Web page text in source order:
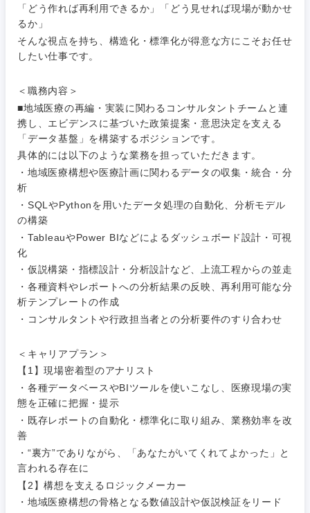
「どう作れば再利用できるか」「どう見せれば現場が動かせ
るか」
そんな視点を持ち、構造化・標準化が得意な方にこそお任せ
したい仕事です。
＜職務内容＞
■地域医療の再編・実装に関わるコンサルタントチームと連
携し、エビデンスに基づいた政策提案・意思決定を支える
「データ基盤」を構築するポジションです。
具体的には以下のような業務を担っていただきます。
・地域医療構想や医療計画に関わるデータの収集・統合・分
析
・SQLやPythonを用いたデータ処理の自動化、分析モデル
の構築
・TableauやPower BIなどによるダッシュボード設計・可視
化
・仮説構築・指標設計・分析設計など、上流工程からの並走
・各種資料やレポートへの分析結果の反映、再利用可能な分
析テンプレートの作成
・コンサルタントや行政担当者との分析要件のすり合わせ
＜キャリアプラン＞
【1】現場密着型のアナリスト
・各種データベースやBIツールを使いこなし、医療現場の実
態を正確に把握・提示
・既存レポートの自動化・標準化に取り組み、業務効率を改
善
・“裏方”でありながら、「あなたがいてくれてよかった」と
言われる存在に
【2】構想を支えるロジックメーカー
・地域医療構想の骨格となる数値設計や仮説検証をリード
技術職
ビス・制
作、ゲー
技術職
くり）
金融専門
職
ル
不動産専
門職
建設・施
工管理
事務職
技術職（モノづくり）
金融専門職
不動産専門職
建設・施工管理
事務職
その他
小売・通販・外食
IT・通信
WEBサービス
コンサル・シンクタンク
広告・宣伝・印刷
法律・特許事務所・監査法人
サービス
その他
群馬県 埼玉県
千葉県
年間休日120日以